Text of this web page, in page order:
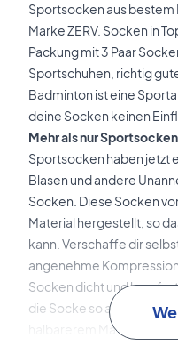
Sportsocken aus bestem
Marke ZERV. Socken in
Packung mit 3 Paar
Sportschuhen, richtig
Badminton ist eine
deine Socken keinen
Mehr als nur
Sportsocken haben jetzt
Blasen und andere
Socken. Diese Socken
Material hergestellt, so
kann. Verschaffe dir
angenehme
Socken dicht und
die Socke so aufgebaut,
halbarerem Material